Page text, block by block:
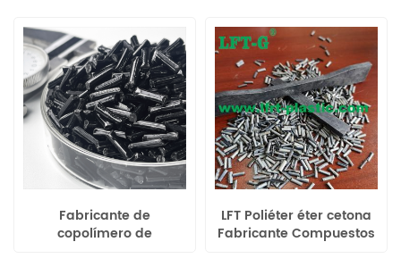
poliamida 6 LFT
Fabricante de
copolímero de
LFT Poliéter éter cetona
Fabricante Compuestos